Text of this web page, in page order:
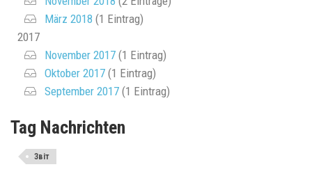
März 2018 (1 Eintrag)
2017
November 2017 (1 Eintrag)
Oktober 2017 (1 Eintrag)
September 2017 (1 Eintrag)
Tag Nachrichten
Звіт